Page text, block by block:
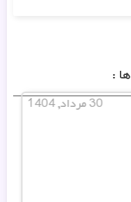
:
30 مرداد, 1404